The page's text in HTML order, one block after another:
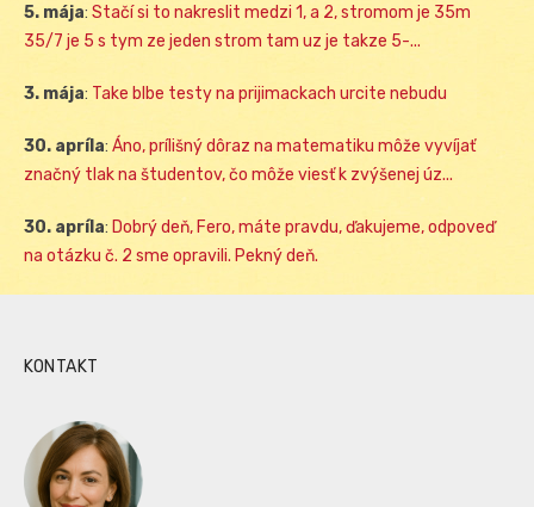
5. mája: Stačí si to nakreslit medzi 1, a 2, stromom je 35m
35/7 je 5 s tym ze jeden strom tam uz je takze 5-...
3. mája: Take blbe testy na prijimackach urcite nebudu
30. apríla: Áno, prílišný dôraz na matematiku môže vyvíjať
značný tlak na študentov, čo môže viesť k zvýšenej úz...
30. apríla: Dobrý deň, Fero, máte pravdu, ďakujeme, odpoveď
na otázku č. 2 sme opravili. Pekný deň.
KONTAKT